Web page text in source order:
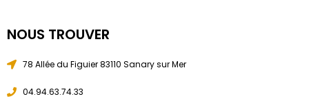
ACT
NOUS TROUVER
78 Allée du Figuier 83110 Sanary sur Mer
04.94.63.74.33